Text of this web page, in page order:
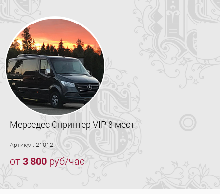
Мерседес Спринтер VIP 8 мест
Артикул: 21012
от3 800 руб/час